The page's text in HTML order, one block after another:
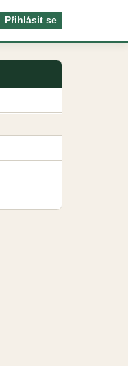
Přihlásit se